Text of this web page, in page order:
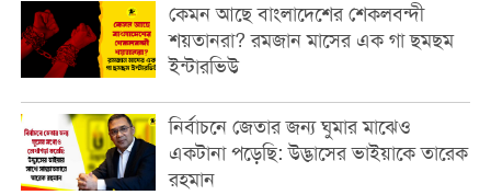
কেমন আছে বাংলাদেশের শেকলবন্দী
শয়তানরা? রমজান মাসের এক গা ছমছম
ইন্টারভিউ
নির্বাচনে জেতার জন্য ঘুমার মাঝেও
একটানা পড়েছি: উদ্ভাসের ভাইয়াকে তারেক
রহমান